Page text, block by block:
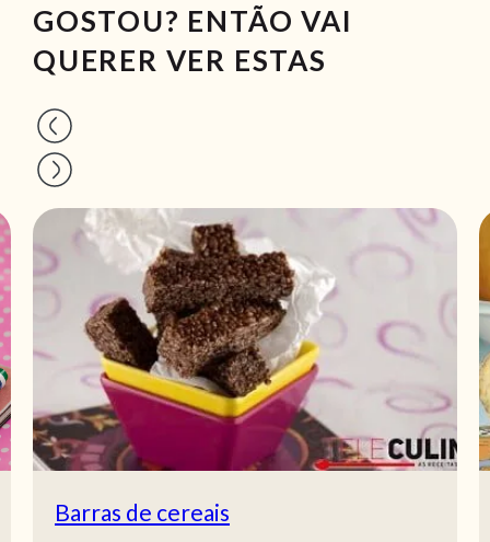
GOSTOU? ENTÃO VAI
QUERER VER ESTAS
Barras de cereais